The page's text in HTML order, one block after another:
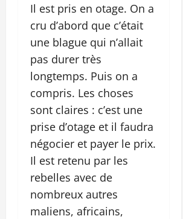
Il est pris en otage. On a
cru d’abord que c’était
une blague qui n’allait
pas durer très
longtemps. Puis on a
compris. Les choses
sont claires : c’est une
prise d’otage et il faudra
négocier et payer le prix.
Il est retenu par les
rebelles avec de
nombreux autres
maliens, africains,